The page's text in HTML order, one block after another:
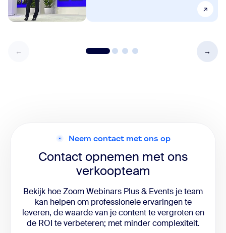
Neem contact met ons op
Contact opnemen met ons
verkoopteam
Bekijk hoe Zoom Webinars Plus & Events je team
kan helpen om professionele ervaringen te
leveren, de waarde van je content te vergroten en
de ROI te verbeteren; met minder complexiteit.